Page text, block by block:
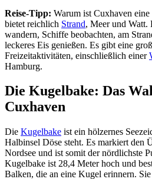
Reise-Tipp: Warum ist Cuxhaven
bietet reichlich Strand, Meer und Watt.
wandern, Schiffe beobachten, am
leckeres Eis genießen. Es gibt eine
Freizeitaktivitäten, einschließlich einer
Hamburg.
Die Kugelbake: Das
Cuxhaven
Die Kugelbake ist ein hölzernes
Halbinsel Döse steht. Es markiert den
Nordsee und ist somit der nördlichste
Kugelbake ist 28,4 Meter hoch und
Balken, die an eine Kugel erinnern.